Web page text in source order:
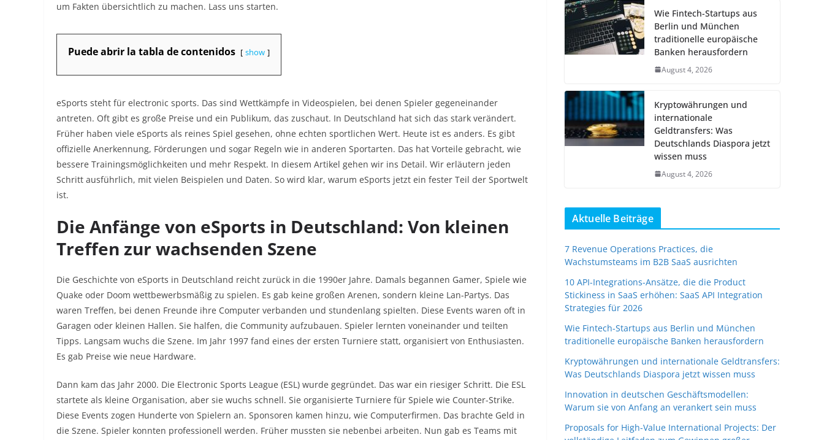
um Fakten übersichtlich zu machen. Lass uns starten.
Puede abrir la tabla de contenidos show
eSports steht für electronic sports. Das sind Wettkämpfe in Videospielen, bei denen Spieler gegeneinander
antreten. Oft gibt es große Preise und ein Publikum, das zuschaut. In Deutschland hat sich das stark verändert.
Früher haben viele eSports als reines Spiel gesehen, ohne echten sportlichen Wert. Heute ist es anders. Es gibt
offizielle Anerkennung, Förderungen und sogar Regeln wie in anderen Sportarten. Das hat Vorteile gebracht, wie
bessere Trainingsmöglichkeiten und mehr Respekt. In diesem Artikel gehen wir ins Detail. Wir erläutern jeden
Schritt ausführlich, mit vielen Beispielen und Daten. So wird klar, warum eSports jetzt ein fester Teil der Sportwelt
ist.
Die Anfänge von eSports in Deutschland: Von kleinen
Treffen zur wachsenden Szene
Die Geschichte von eSports in Deutschland reicht zurück in die 1990er Jahre. Damals begannen Gamer, Spiele wie
Quake oder Doom wettbewerbsmäßig zu spielen. Es gab keine großen Arenen, sondern kleine Lan-Partys. Das
waren Treffen, bei denen Freunde ihre Computer verbanden und stundenlang spielten. Diese Events waren oft in
Garagen oder kleinen Hallen. Sie halfen, die Community aufzubauen. Spieler lernten voneinander und teilten
Tipps. Langsam wuchs die Szene. Im Jahr 1997 fand eines der ersten Turniere statt, organisiert von Enthusiasten.
Es gab Preise wie neue Hardware.
Dann kam das Jahr 2000. Die Electronic Sports League (ESL) wurde gegründet. Das war ein riesiger Schritt. Die ESL
startete als kleine Organisation, aber sie wuchs schnell. Sie organisierte Turniere für Spiele wie Counter-Strike.
Diese Events zogen Hunderte von Spielern an. Sponsoren kamen hinzu, wie Computerfirmen. Das brachte Geld in
die Szene. Spieler konnten professionell werden. Früher mussten sie nebenbei arbeiten. Nun gab es Teams mit
Wie Fintech-Startups aus
Berlin und München
traditionelle europäische
Banken herausfordern
August 4, 2026
Kryptowährungen und
internationale
Geldtransfers: Was
Deutschlands Diaspora jetzt
wissen muss
August 4, 2026
Aktuelle Beiträge
7 Revenue Operations Practices, die
Wachstumsteams im B2B SaaS ausrichten
10 API-Integrations-Ansätze, die die Product
Stickiness in SaaS erhöhen: SaaS API Integration
Strategies für 2026
Wie Fintech-Startups aus Berlin und München
traditionelle europäische Banken herausfordern
Kryptowährungen und internationale Geldtransfers:
Was Deutschlands Diaspora jetzt wissen muss
Innovation in deutschen Geschäftsmodellen:
Warum sie von Anfang an verankert sein muss
Proposals for High-Value International Projects: Der